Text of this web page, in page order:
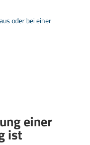
oder bei einer
einer
ist